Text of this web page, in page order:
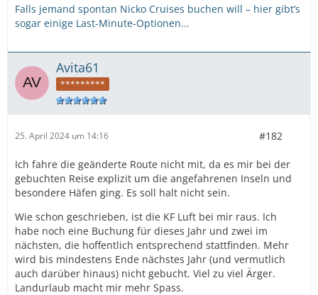
Falls jemand spontan Nicko Cruises buchen will – hier gibt’s
sogar einige Last-Minute-Optionen...
Avita61
*********
25. April 2024 um 14:16 #182
Ich fahre die geänderte Route nicht mit, da es mir bei der
gebuchten Reise explizit um die angefahrenen Inseln und
besondere Häfen ging. Es soll halt nicht sein.
Wie schon geschrieben, ist die KF Luft bei mir raus. Ich
habe noch eine Buchung für dieses Jahr und zwei im
nächsten, die hoffentlich entsprechend stattfinden. Mehr
wird bis mindestens Ende nächstes Jahr (und vermutlich
auch darüber hinaus) nicht gebucht. Viel zu viel Ärger.
Landurlaub macht mir mehr Spass.